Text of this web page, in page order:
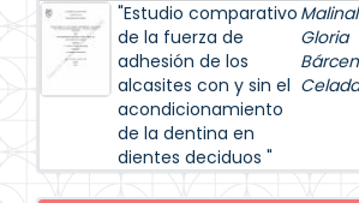
"Estudio comparativo
de la fuerza de
adhesión de los
alcasites con y sin el
acondicionamiento
de la dentina en
dientes deciduos "
Gloria
Celada